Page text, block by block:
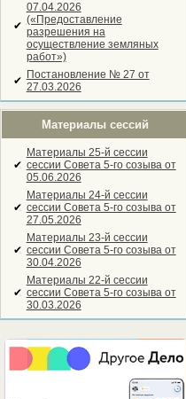
✔
07.04.2026
(«Предоставление
разрешения на
осуществление земляных
работ»)
✔ Постановление № 27 от
27.03.2026
Материалы сессий
✔
Материалы 25-й сессии
сессии Совета 5-го созыва от
05.06.2026
✔
Материалы 24-й сессии
сессии Совета 5-го созыва от
27.05.2026
✔
Материалы 23-й сессии
сессии Совета 5-го созыва от
30.04.2026
✔
Материалы 22-й сессии
сессии Совета 5-го созыва от
30.03.2026